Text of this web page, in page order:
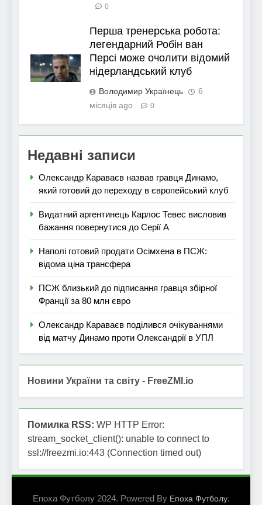
0
Перша тренерська робота:
легендарний Робін ван
Персі може очолити відомий
нідерландський клуб
Володимир Українець
6
місяців ago
0
Недавні записи
Олександр Караваєв назвав гравця Динамо,
який готовий до переходу в європейський клуб
Видатний аргентинець Карлос Тевес висловив
бажання повернутися до Серії А
Наполі готовий продати Осімхена в ПСЖ:
відома ціна трансфера
ПСЖ близький до підписання гравця збірної
Франції за 80 млн євро
Олександр Караваєв поділився очікуваннями
від матчу Динамо проти Олександрії в УПЛ
Новини України та світу - FreeZMI.io
Помилка RSS: WP HTTP Error:
stream_socket_client(): unable to connect to
ssl://freezmi.io:443 (Connection timed out)
Епоха Футболу 2024. Powered By Епоха Футболу.